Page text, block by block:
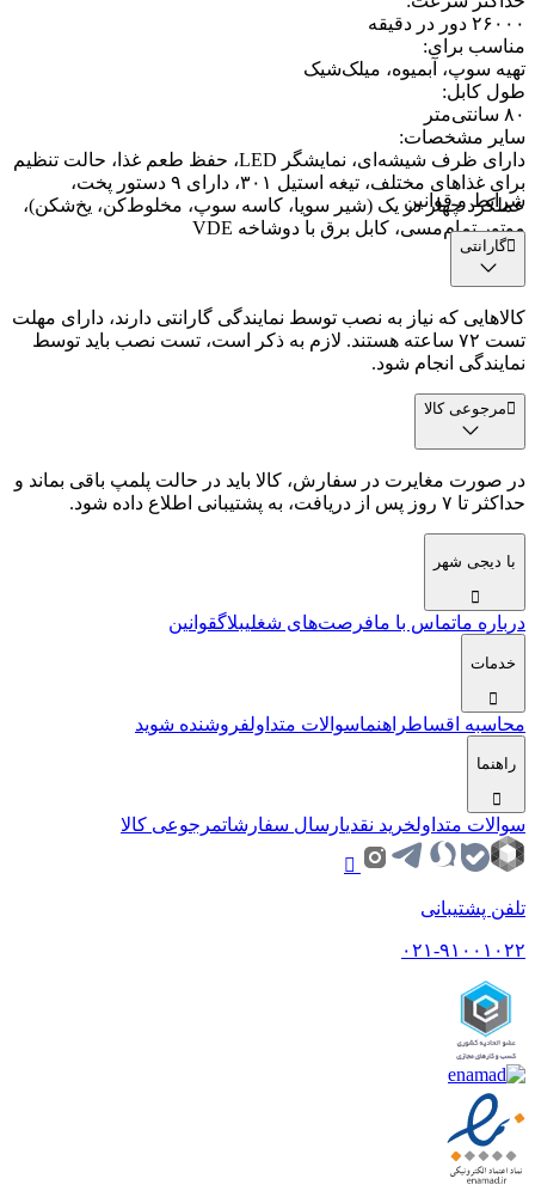
۲۶۰۰۰ دور در دقیقه
مناسب برای:
تهیه سوپ، آبمیوه، میلک‌شیک
طول کابل:
۸۰ سانتی‌متر
سایر مشخصات:
دارای ظرف شیشه‌ای، نمایشگر LED، حفظ طعم غذا، حالت تنظیم
برای غذاهای مختلف، تیغه استیل ۳۰۱، دارای ۹ دستور پخت،
عملکرد چهار در یک (شیر سویا، کاسه سوپ، مخلوط‌کن، یخ‌شکن)،
موتور تمام‌مسی، کابل برق با دوشاخه VDE
شرایط و قوانین
گارانتی
کالاهایی که نیاز به نصب توسط نمایندگی گارانتی دارند، دارای مهلت
تست ۷۲ ساعته هستند. لازم به ذکر است، تست نصب باید توسط
نمایندگی انجام شود.
مرجوعی کالا
در صورت مغایرت در سفارش، کالا باید در حالت پلمپ باقی بماند و
حداکثر تا ۷ روز پس از دریافت، به پشتیبانی اطلاع داده شود.
با دیجی شهر
درباره ماتماس با مافرصت‌های شغلیبلاگقوانین
خدمات
محاسبه اقساطراهنماسوالات متداولفروشنده شوید
راهنما
سوالات متداولخرید نقدیارسال سفارشاتمرجوعی کالا
تلفن پشتیبانی
۰۲۱-۹۱۰۰۱۰۲۲